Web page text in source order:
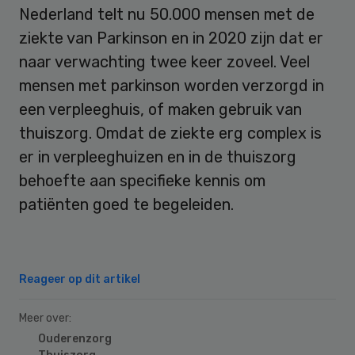
Nederland telt nu 50.000 mensen met de
ziekte van Parkinson en in 2020 zijn dat er
naar verwachting twee keer zoveel. Veel
mensen met parkinson worden verzorgd in
een verpleeghuis, of maken gebruik van
thuiszorg. Omdat de ziekte erg complex is
er in verpleeghuizen en in de thuiszorg
behoefte aan specifieke kennis om
patiënten goed te begeleiden.
Reageer op dit artikel
Meer over:
Ouderenzorg